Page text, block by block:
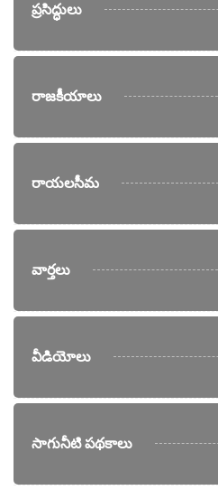
ప్రసిద్ధులు
రాజకీయాలు
రాయలసీమ
వార్తలు
వీడియోలు
సాగునీటి పథకాలు